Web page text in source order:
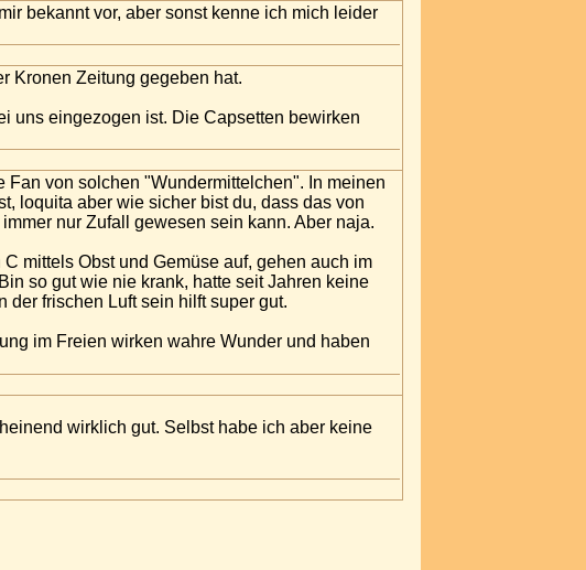
bekannt vor, aber sonst kenne ich mich leider
Kronen Zeitung gegeben hat.
uns eingezogen ist. Die Capsetten bewirken
von solchen "Wundermittelchen". In meinen
loquita aber wie sicher bist du, dass das von
nur Zufall gewesen sein kann. Aber naja.
mittels Obst und Gemüse auf, gehen auch im
so gut wie nie krank, hatte seit Jahren keine
der frischen Luft sein hilft super gut.
im Freien wirken wahre Wunder und haben
wirklich gut. Selbst habe ich aber keine